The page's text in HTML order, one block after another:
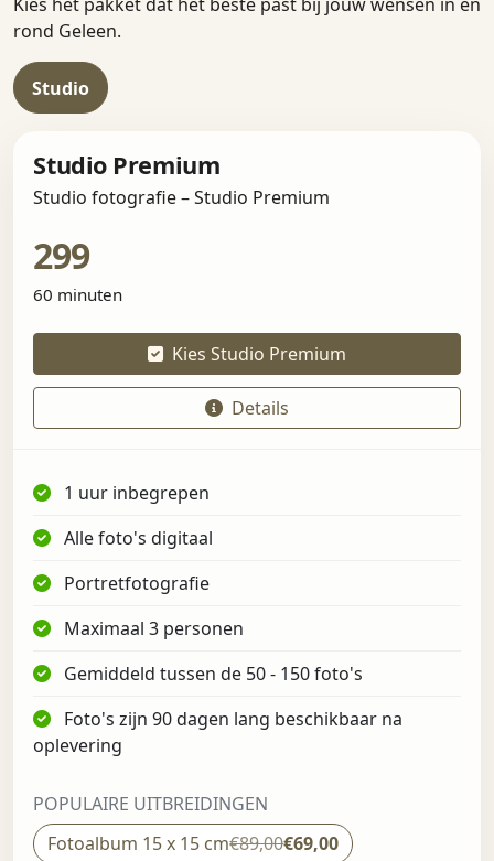
rond Geleen.
Studio
Studio Premium
Studio fotografie – Studio Premium
299
60 minuten
Kies Studio Premium
Details
1 uur inbegrepen
Alle foto's digitaal
Portretfotografie
Maximaal 3 personen
Gemiddeld tussen de 50 - 150 foto's
Foto's zijn 90 dagen lang beschikbaar na
oplevering
POPULAIRE UITBREIDINGEN
Fotoalbum 15 x 15 cm€89,00€69,00